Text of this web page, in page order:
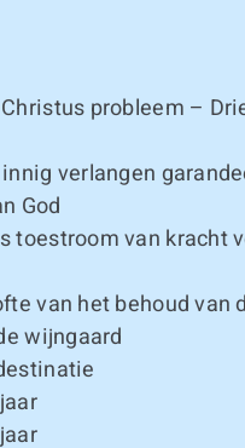
probleem –
verlangen
God
toestroom van kracht
van het behoud van
wijngaard